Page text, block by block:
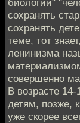
сохранять
сохранять
теме, тот
ленинизма
совершенно
В возрасте
детям, позже,
уже скорее